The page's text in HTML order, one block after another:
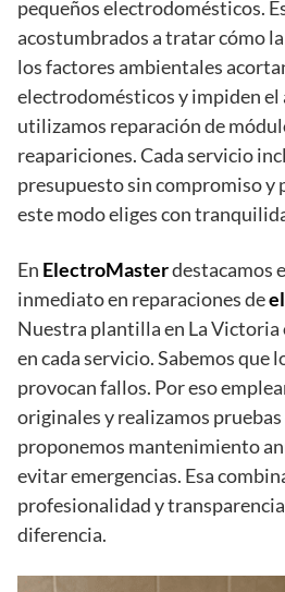
pequeños electrodomésticos.
acostumbrados a tratar cómo
los factores ambientales
electrodomésticos y impiden el
utilizamos reparación de
reapariciones. Cada servicio
presupuesto sin compromiso y
este modo eliges con
En ElectroMasterdestacamos
inmediato en reparaciones de
Nuestra plantilla en La Victoria
en cada servicio. Sabemos que
provocan fallos. Por eso
originales y realizamos
proponemos mantenimiento
evitar emergencias. Esa
profesionalidad y transparencia
diferencia.